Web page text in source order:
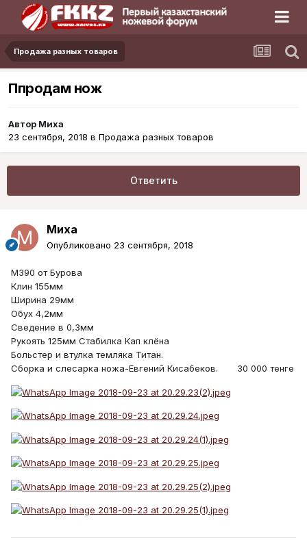
Продажа разных товаров
Ппродам нож
Автор Миха
23 сентября, 2018 в Продажа разных товаров
Ответить
Миха
Опубликовано 23 сентября, 2018
М390 от Бурова
Клин 155мм
Ширина 29мм
Обух 4,2мм
Сведение в 0,3мм
Рукоять 125мм Стабилка Кап клёна
Больстер и втулка темляка Титан.
Сборка и слесарка ножа-Евгений Кисабеков. 30 000 тенге